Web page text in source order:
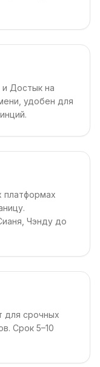
Достык на
удобен для
Чэнду до
для срочных
Срок 5–10